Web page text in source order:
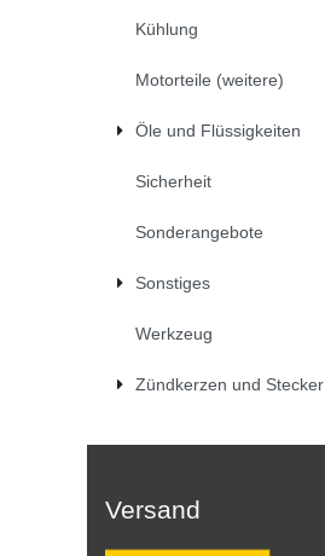
Kühlung
Motorteile (weitere)
Öle und Flüssigkeiten
Sicherheit
Sonderangebote
Sonstiges
Werkzeug
Zündkerzen und Stecker
Versand